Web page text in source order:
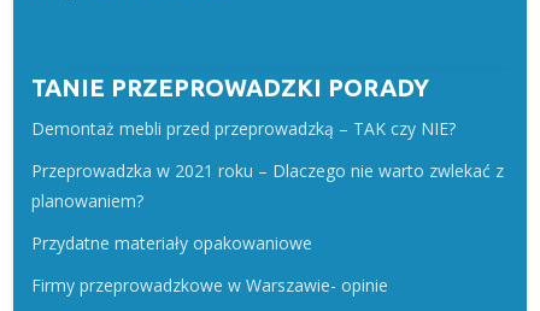
TANIE PRZEPROWADZKI PORADY
Demontaż mebli przed przeprowadzką – TAK czy NIE?
Przeprowadzka w 2021 roku – Dlaczego nie warto zwlekać z
planowaniem?
Przydatne materiały opakowaniowe
Firmy przeprowadzkowe w Warszawie- opinie